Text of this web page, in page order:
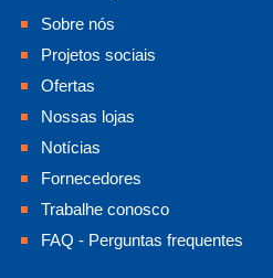
Sobre nós
Projetos sociais
Ofertas
Nossas lojas
Notícias
Fornecedores
Trabalhe conosco
FAQ - Perguntas frequentes